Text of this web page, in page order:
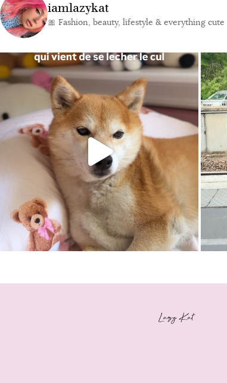
iamlazykat
🎀 Fashion, beauty, lifestyle & everything cute